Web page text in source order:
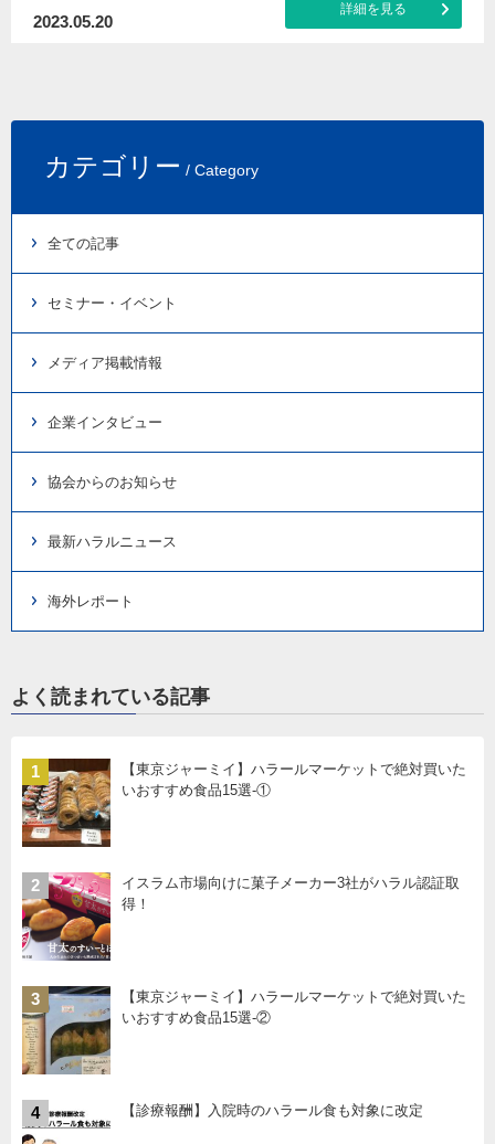
2023.05.20
詳細を見る
カテゴリー / Category
全ての記事
セミナー・イベント
メディア掲載情報
企業インタビュー
協会からのお知らせ
最新ハラルニュース
海外レポート
よく読まれている記事
1
【東京ジャーミイ】ハラールマーケットで絶対買いた
いおすすめ食品15選-①
2
イスラム市場向けに菓子メーカー3社がハラル認証取
得！
3
【東京ジャーミイ】ハラールマーケットで絶対買いた
いおすすめ食品15選-②
4 【診療報酬】入院時のハラール食も対象に改定